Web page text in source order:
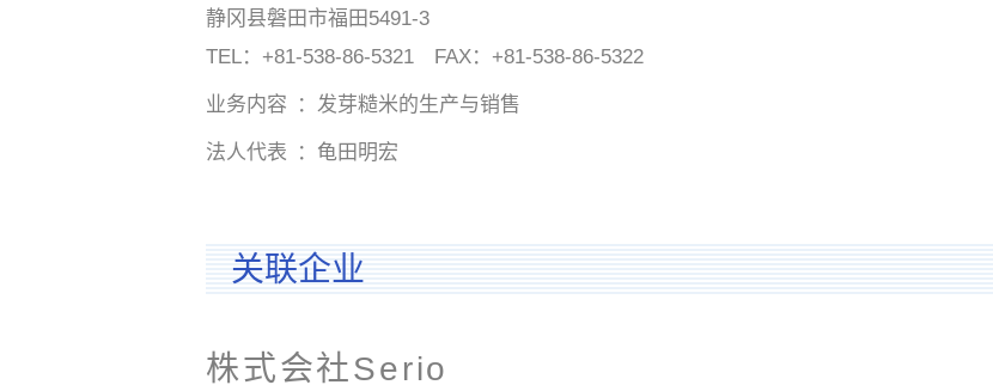
静冈县磐田市福田5491-3
TEL： +81-538-86-5321 FAX：+81-538-86-5322
业务内容 发芽糙米的生产与销售
法人代表 龟田明宏
关联企业
株式会社Serio